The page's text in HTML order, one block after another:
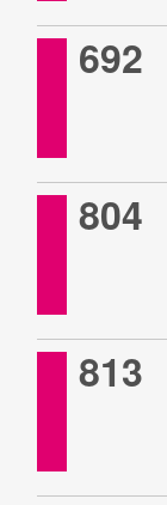
692
804
813